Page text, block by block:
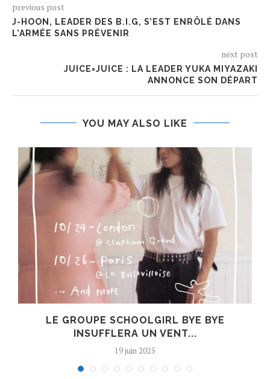
previous post
J-HOON, LEADER DES B.I.G, S’EST ENRÔLÉ DANS
L’ARMÉE SANS PRÉVENIR
next post
JUICE=JUICE : LA LEADER YUKA MIYAZAKI
ANNONCE SON DÉPART
YOU MAY ALSO LIKE
LE GROUPE SCHOOLGIRL BYE BYE
INSUFFLERA UN VENT...
19 juin 2025